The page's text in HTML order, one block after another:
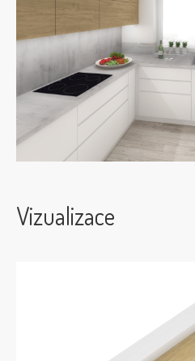
Vizualizace